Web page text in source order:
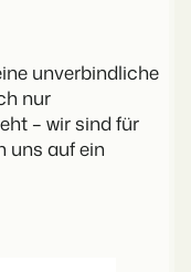
unverbindliche
nur
– wir sind für
uns auf ein